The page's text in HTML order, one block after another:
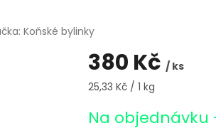
Koňské bylinky
380 Kč / ks
Měrná
25,33 Kč / 1 kg
Na